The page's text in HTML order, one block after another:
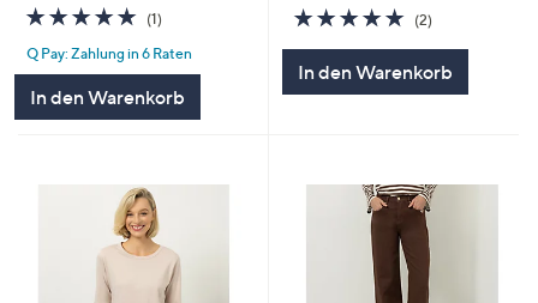
5.0
von
5
(1)
Q Pay: Zahlung in 6 Raten
In den Warenkorb
5.0
von
5
(2)
In den Warenkorb